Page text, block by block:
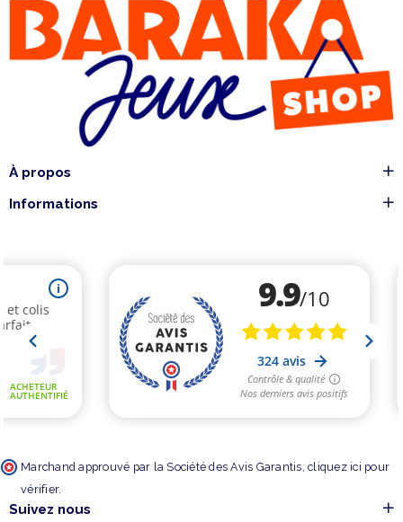
À propos
Informations
Marchand approuvé par la Société des Avis Garantis, cliquez ici pour
vérifier.
Suivez nous